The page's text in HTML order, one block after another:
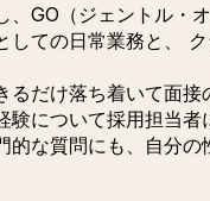
、GO（ジェントル・
しての日常業務と、
だけ落ち着いて面接
について採用担当者
的な質問にも、自分